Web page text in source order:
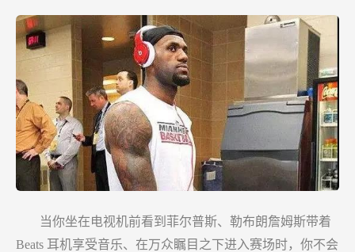
当你坐在电视机前看到菲尔普斯、勒布朗詹姆斯带着
Beats 耳机享受音乐、在万众瞩目之下进入赛场时，你不会